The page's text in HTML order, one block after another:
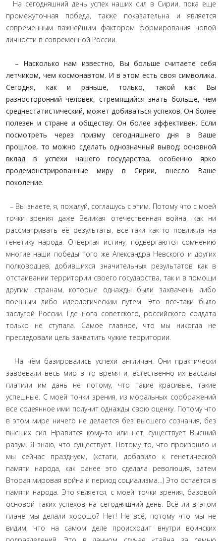
На сегодняшний день успех наших сил в Сирии, пока еще
промежуточная победа, также показательна и является
современным важнейшим фактором формирования новой
личности в современной России.
– Насколько нам известно, Вы больше считаете себя
летчиком, чем космонавтом. И в этом есть своя символика.
Сегодня, как и раньше, только, такой как Вы
разносторонний человек, стремящийся знать больше, чем
среднестатистический, может добиваться успехов. Он более
полезен и стране и обществу. Он более эффективен. Если
посмотреть через призму сегодняшнего дня в Ваше
прошлое, то можно сделать однозначный вывод: основной
вклад в успехи нашего государства, особенно ярко
продемонстрированные миру в Сирии, внесло Ваше
поколение.
– Вы знаете, я, пожалуй, соглашусь с этим. Потому что с моей
точки зрения даже Великая отечественная война, как ни
рассматривать её результаты, все-таки как-то повлияла на
генетику народа. Отвергая истину, подвергаются сомнению
многие наши победы того же Александра Невского и других
полководцев, добившихся значительных результатов как в
отстаивании территории своего государства, так и в помощи
другим странам, которые однажды были захвачены либо
военным либо идеологическим путем. Это всё-таки было
заслугой России. Где нога советского, российского солдата
только не ступала. Самое главное, что мы никогда не
преследовали цель захватить чужие территории.
На чём базировались успехи англичан. Они практически
завоевали весь мир в то время и, естественно их вассалы
платили им дань не потому, что такие красивые, такие
успешные. С моей точки зрения, из моральных соображений
все содеянное ими получит однажды свою оценку. Потому что
в этом мире ничего не делается без высшего сознания, без
высших сил. Нравится кому-то или нет, существует Высший
разум. Я знаю, что существует. Потому то, что произошло и
мы сейчас празднуем, (кстати, добавило к генетической
памяти народа, как ранее это сделала революция, затем
Вторая мировая война и период социализма…) Это остаётся в
памяти народа. Это является, с моей точки зрения, базовой
основой таких успехов на сегодняшний день. Всё ли в этом
плане мы делали хорошо? Нет! Не всё, потому что мы не
видим, что на самом деле происходит внутри воинских